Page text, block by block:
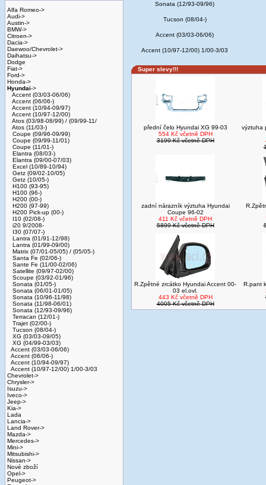
Alfa Romeo->
Audi->
Austin->
BMW->
Citroen->
Dacia->
Daewoo/Chevrolet->
Daihatsu->
Dodge
Fiat->
Ford->
Honda->
Hyundai->
Accent (03/03-06/06)
Accent (06/06-)
Accent (10/94-09/97)
Accent (10/97-12/00)
Atos (03/98-08/99) / (09/99-11/
Atos (11/03-)
Coupe (09/96-09/99)
Coupe (09/99-11/01)
Coupe (11/01-)
Elantra (08/03-)
Elantra (09/00-07/03)
Excel (10/89-10/94)
Getz (09/02-10/05)
Getz (10/05-)
H100 (93-95)
H100 (96-)
H200 (00-)
H200 (97-99)
H200 Pick-up (00-)
I10 (02/08-)
i20 9/2008-
I30 (07/07-)
Lantra (01/91-12/98)
Lantra (01/99-09/00)
Matrix (07/01-05/05) / (05/05-)
Santa Fe (02/06-)
Sante Fe (11/00-02/06)
Satellite (09/97-02/00)
Scoupe (03/92-01/96)
Sonata (01/05-)
Sonata (06/01-01/05)
Sonata (10/96-11/98)
Sonata (11/98-06/01)
Sonata (12/93-09/96)
Terracan (12/01-)
Trajet (02/00-)
Tucson (08/04-)
XG (03/03-09/05)
XG (04/99-03/03)
Accent (03/03-06/06)
Accent (06/06-)
Accent (10/94-09/97)
Accent (10/97-12/00) 1/00-3/03
Chevrolet->
Chrysler->
Isuzu->
Iveco->
Jeep->
Kia->
Lada
Lancia->
Land Rover->
Mazda->
Mercedes->
Mini->
Mitsubishi->
Nissan->
Nové zboží
Opel->
Peugeot->
Sonata (12/93-09/96)
Tucson (08/04-)
Accent (03/03-06/06)
Accent (10/97-12/00) 1/00-3/03
Super slevy!!!
přední čelo Hyundai XG 99-03
554 Kč včetně DPH
3199 Kč včetně DPH
výztuha
zadní nárazník výztuha Hyundai
Coupe 96-02
411 Kč včetně DPH
5899 Kč včetně DPH
R.Zpětné zrcátko Hyundai Accent 00-
03 el.ovl.
443 Kč včetně DPH
4005 Kč včetně DPH
R.pant